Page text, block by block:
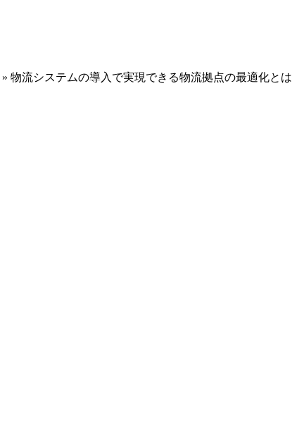
» 物流システムの導入で実現できる物流拠点の最適化とは